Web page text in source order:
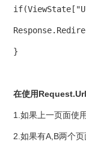
}
在使用
1.如果上一页面使
2.如果有A,B两个